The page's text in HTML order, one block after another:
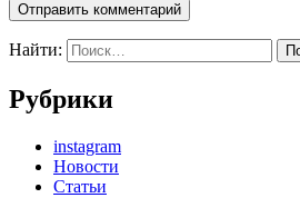
Отправить комментарий
Найти:
Рубрики
instagram
Новости
Статьи